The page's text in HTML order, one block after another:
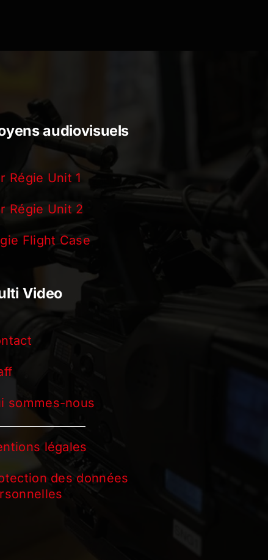
audiovisuels
Régie Unit 1
Régie Unit 2
Flight Case
Video
sommes-nous
légales
des données